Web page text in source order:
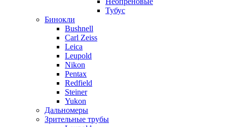
Тубус
Бинокли
Bushnell
Carl Zeiss
Leica
Leupold
Nikon
Pentax
Redfield
Steiner
Yukon
Дальномеры
Зрительные трубы